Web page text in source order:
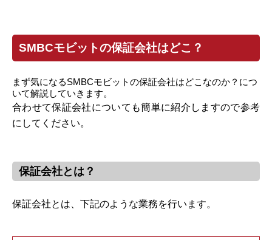
SMBCモビットの保証会社はどこ？
まず気になるSMBCモビットの保証会社はどこなのか？につ
いて解説していきます。
合わせて保証会社についても簡単に紹介しますので参考
にしてください。
保証会社とは？
保証会社とは、下記のような業務を行います。